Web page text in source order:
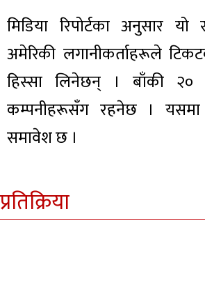
मिडिया रिपोर्टका अनुसार यो
अमेरिकी लगानीकर्ताहरूले
हिस्सा लिनेछन् । बाँकी २०
कम्पनीहरूसँग रहनेछ । यसमा
समावेश छ ।
प्रतिक्रिया